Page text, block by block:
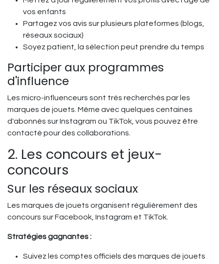
vos enfants
Partagez vos avis sur plusieurs plateformes (blogs,
réseaux sociaux)
Soyez patient, la sélection peut prendre du temps
Participer aux programmes
d'influence
Les micro-influenceurs sont très recherchés par les
marques de jouets. Même avec quelques centaines
d'abonnés sur Instagram ou TikTok, vous pouvez être
contacté pour des collaborations.
2. Les concours et jeux-
concours
Sur les réseaux sociaux
Les marques de jouets organisent régulièrement des
concours sur Facebook, Instagram et TikTok.
Stratégies gagnantes :
Suivez les comptes officiels des marques de jouets